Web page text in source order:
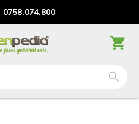
0758.074.800